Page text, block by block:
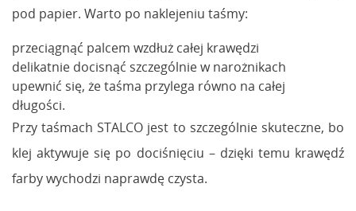
pod papier. Warto po naklejeniu taśmy:
przeciągnąć palcem wzdłuż całej krawędzi
delikatnie docisnąć szczególnie w narożnikach
upewnić się, że taśma przylega równo na całej
długości.
Przy taśmach STALCO jest to szczególnie skuteczne, bo
klej aktywuje się po dociśnięciu – dzięki temu krawędź
farby wychodzi naprawdę czysta.